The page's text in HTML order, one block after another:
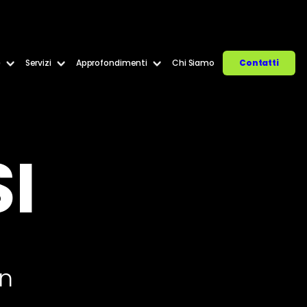
Servizi Approfondimenti Chi Siamo Contatti